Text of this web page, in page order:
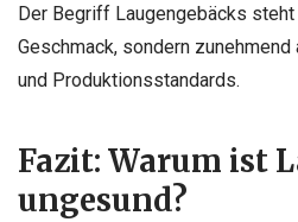
Der Begriff Laugengebäcks
Geschmack, sondern
und Produktionsstandards.
Fazit: Warum ist
ungesund?